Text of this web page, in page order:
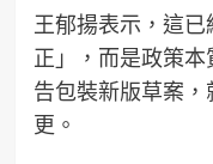
王郁揚表示，這
正」，而是政策
告包裝新版草案
更。